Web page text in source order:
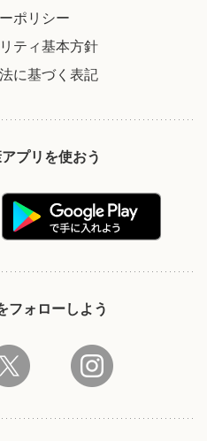
ポリシー
ティ基本方針
に基づく表記
プリを使おう
フォローしよう